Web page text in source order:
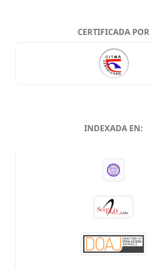
CERTIFICADA POR
INDEXADA EN: